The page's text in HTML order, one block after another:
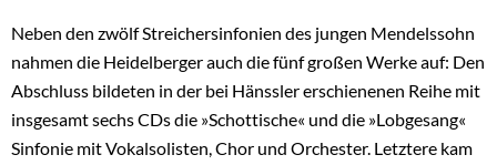
Neben den zwölf Streichersinfonien des jungen Mendelssohn
nahmen die Heidelberger auch die fünf großen Werke auf: Den
Abschluss bildeten in der bei Hänssler erschienenen Reihe mit
insgesamt sechs CDs die »Schottische« und die »Lobgesang«
Sinfonie mit Vokalsolisten, Chor und Orchester. Letztere kam